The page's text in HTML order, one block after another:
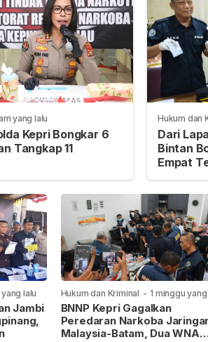
yang lalu
Kepri Bongkar 6
Tangkap 11
Hukum dan
Dari
Bintan
Empat
lalu
Jambi
Hukum dan Kriminal - 1 minggu yang
lalu
BNNP Kepri Gagalkan
Peredaran Narkoba
Malaysia-Batam, Dua WNA